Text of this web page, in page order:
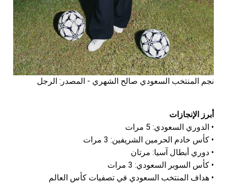
نجم المنتخب السعودي صالح الشهري - المصدر: الرجل
أبرز الإنجازات
• الدوري السعودي: 5 مرات
• كأس خادم الحرمين الشريفين: 3 مرات
• دوري أبطال آسيا: مرتان
• كأس السوبر السعودي: 3 مرات
• هداف المنتخب السعودي في تصفيات كأس العالم